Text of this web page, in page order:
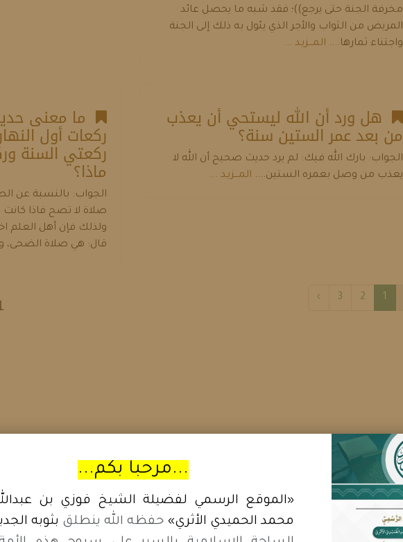
مخرفة الجنة حتى يرجع))؛ فقد شبه ما يحصل عائد
المريض من الثواب والأجر الذي يئول به ذلك إلى الجنة
واجتناء ثمارها.... المـــزيـد ...
هل ورد أن الله ليستحي أن يعذب
من بعد عمر الستين سنة؟
الجواب: بارك الله فيك: لم يرد حديث صحيح أن الله لا
يعذب من وصل بعمره الستين.... المـــزيـد ...
ما معنى
ركعات أول
ركعتي السنة
ماذا؟
الجواب: بالنسبة عن
صلاة لا تصح فاذا كانت
ولذلك فإن أهل العلم
قال: هي صلاة الضحى،
1
2
3
› 1 - 8 من
...مرحبا بكم...
«الموقع الرسمي لفضيلة الشيخ فوزي بن
محمد الحميدي الأثري» حفظه الله ينطلق بثوبه